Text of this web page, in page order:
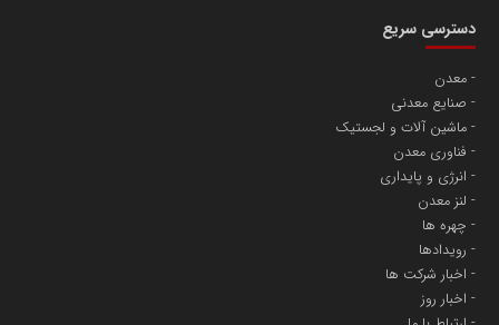
دسترسی سریع
معدن
صنایع معدنی
ماشین آلات و لجستیک
فناوری معدن
انرژی و پایداری
لنز معدن
چهره ها
رویدادها
اخبار شرکت ها
اخبار روز